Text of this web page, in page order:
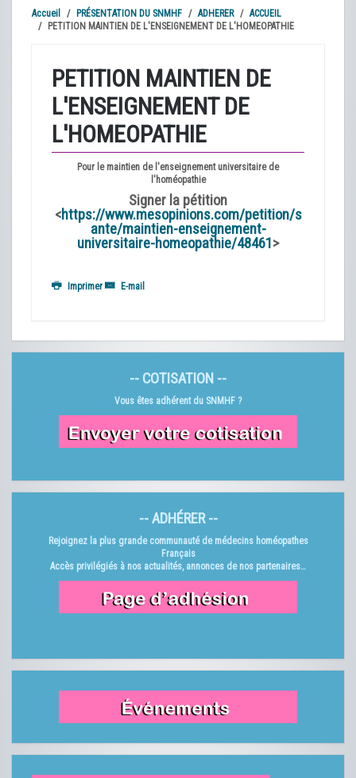
Accueil PRÉSENTATION DU SNMHF ADHERER
ACCUEIL
PETITION MAINTIEN DE L'ENSEIGNEMENT DE L'HOMEOPATHIE
PETITION MAINTIEN DE
L'ENSEIGNEMENT DE
L'HOMEOPATHIE
Pour le maintien de l'enseignement universitaire de
l'homéopathie
Signer la pétition
<https://www.mesopinions.com/petition/s
ante/maintien-enseignement-
universitaire-homeopathie/48461>
Imprimer E-mail
-- COTISATION --
Vous êtes adhérent du SNMHF ?
-- ADHÉRER --
Rejoignez la plus grande communauté de médecins homéopathes
Français
Accès privilégiés à nos actualités, annonces de nos partenaires…